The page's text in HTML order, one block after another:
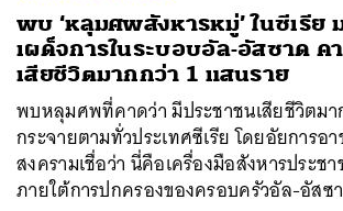
พบ ‘หลุมศพสังหารหมู่’ ในซีเรีย
เผด็จการในระบอบอัล-อัสซาด ค
เสียชีวิตมากกว่า 1 แสนราย
พบหลุมศพที่คาดว่า มีประชาชนเสียชีวิตมา
กระจายตามทั่วประเทศซีเรีย โดยอัยการอ
สงครามเชื่อว่า นี่คือเครื่องมือสังหารประช
ภายใต้การปกครองของครอบครัวอัล-อัสซ